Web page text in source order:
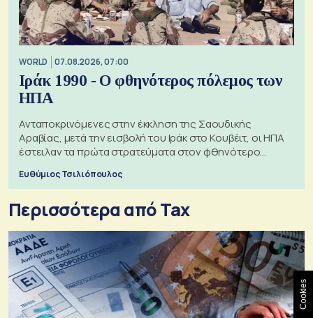
WORLD 07.08.2026, 07:00
Ιράκ 1990 - Ο φθηνότερος πόλεμος των
ΗΠΑ
Ανταποκρινόμενες στην έκκληση της Σαουδικής
Αραβίας, μετά την εισβολή του Ιράκ στο Κουβέιτ, οι ΗΠΑ
έστειλαν τα πρώτα στρατεύματα στον φθηνότερο
Ευθύμιος Τσιλιόπουλος
Περισσότερα από Tax
Cookies